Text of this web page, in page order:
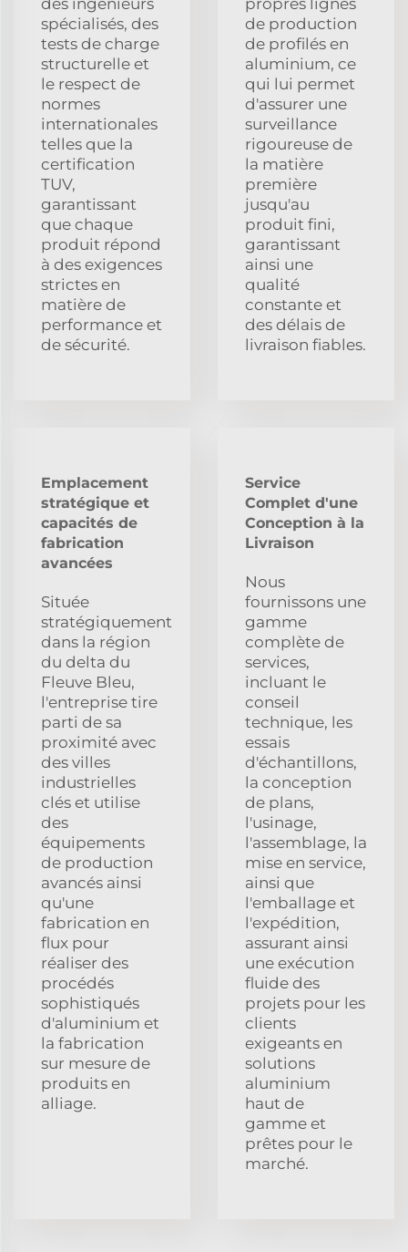
spécialisés, des
tests de charge
structurelle et
le respect de
normes
internationales
telles que la
certification
TUV,
garantissant
que chaque
produit répond
à des exigences
strictes en
matière de
performance et
de sécurité.
de production
de profilés en
aluminium, ce
qui lui permet
d'assurer une
surveillance
rigoureuse de
la matière
première
jusqu'au
produit fini,
garantissant
ainsi une
qualité
constante et
des délais de
livraison fiables.
Emplacement
stratégique et
capacités de
fabrication
avancées
Située
stratégiquement
dans la région
du delta du
Fleuve Bleu,
l'entreprise tire
parti de sa
proximité avec
des villes
industrielles
clés et utilise
des
équipements
de production
avancés ainsi
qu'une
fabrication en
flux pour
réaliser des
procédés
sophistiqués
d'aluminium et
la fabrication
sur mesure de
produits en
alliage.
Service
Complet d'une
Conception à la
Livraison
Nous
fournissons une
gamme
complète de
services,
incluant le
conseil
technique, les
essais
d'échantillons,
la conception
de plans,
l'usinage,
l'assemblage, la
mise en service,
ainsi que
l'emballage et
l'expédition,
assurant ainsi
une exécution
fluide des
projets pour les
clients
exigeants en
solutions
aluminium
haut de
gamme et
prêtes pour le
marché.